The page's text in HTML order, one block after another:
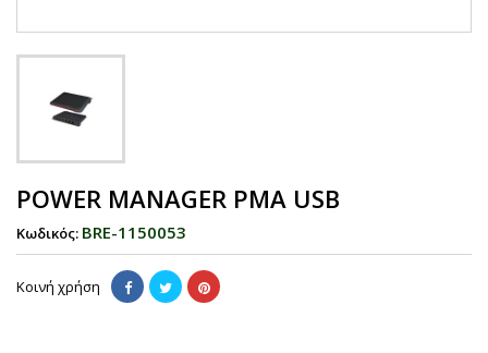
POWER MANAGER PMA USB
Κωδικός: BRE-1150053
Κοινή χρήση